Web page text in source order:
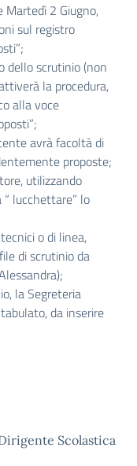
2 Giugno,
sul registro
dello scrutinio (non
la procedura,
alla voce
avrà facoltà di
proposte;
utilizzando
“ lucchettare” lo
o di linea,
di scrutinio da
la Segreteria
da inserire
Scolastica